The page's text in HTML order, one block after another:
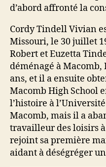
d’abord affronté la
Cordy Tindell Vivian
Missouri, le 30 juillet
Robert et Euzetta
déménagé à
ans, et il a ensuite
Macomb High School
l’histoire à
Macomb, mais il a
travailleur des loisirs
rejoint sa première
aidant à déségréger